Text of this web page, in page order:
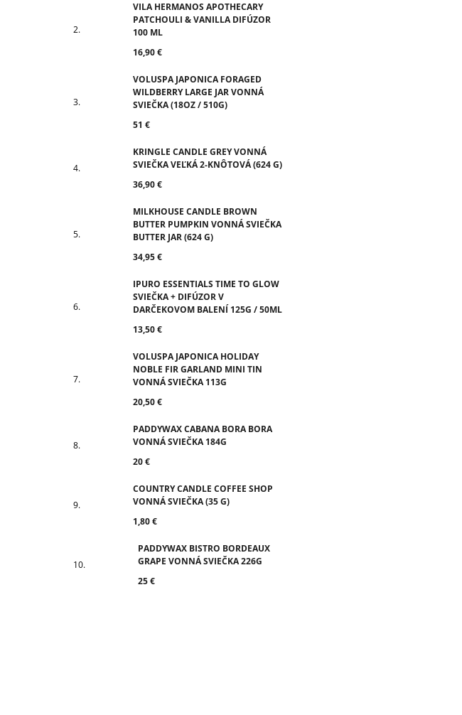
VILA HERMANOS APOTHECARY
PATCHOULI & VANILLA DIFÚZOR
100 ML
16,90 €
VOLUSPA JAPONICA FORAGED
WILDBERRY LARGE JAR VONNÁ
SVIEČKA (18OZ / 510G)
51 €
KRINGLE CANDLE GREY VONNÁ
SVIEČKA VEĽKÁ 2-KNÔTOVÁ (624 G)
36,90 €
MILKHOUSE CANDLE BROWN
BUTTER PUMPKIN VONNÁ SVIEČKA
BUTTER JAR (624 G)
34,95 €
IPURO ESSENTIALS TIME TO GLOW
SVIEČKA + DIFÚZOR V
DARČEKOVOM BALENÍ 125G / 50ML
13,50 €
VOLUSPA JAPONICA HOLIDAY
NOBLE FIR GARLAND MINI TIN
VONNÁ SVIEČKA 113G
20,50 €
PADDYWAX CABANA BORA BORA
VONNÁ SVIEČKA 184G
20 €
COUNTRY CANDLE COFFEE SHOP
VONNÁ SVIEČKA (35 G)
1,80 €
PADDYWAX BISTRO BORDEAUX
GRAPE VONNÁ SVIEČKA 226G
25 €